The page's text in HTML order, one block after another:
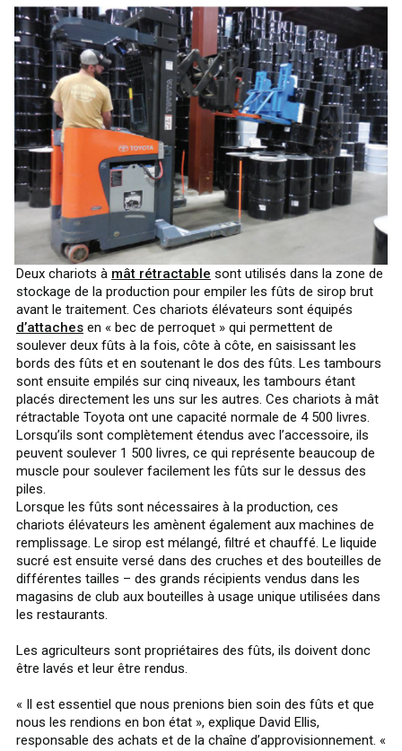
Deux chariots à mât rétractable sont utilisés dans la zone de
stockage de la production pour empiler les fûts de sirop brut
avant le traitement. Ces chariots élévateurs sont équipés
d’attaches en « bec de perroquet » qui permettent de
soulever deux fûts à la fois, côte à côte, en saisissant les
bords des fûts et en soutenant le dos des fûts. Les tambours
sont ensuite empilés sur cinq niveaux, les tambours étant
placés directement les uns sur les autres. Ces chariots à mât
rétractable Toyota ont une capacité normale de 4 500 livres.
Lorsqu’ils sont complètement étendus avec l’accessoire, ils
peuvent soulever 1 500 livres, ce qui représente beaucoup de
muscle pour soulever facilement les fûts sur le dessus des
piles.
Lorsque les fûts sont nécessaires à la production, ces
chariots élévateurs les amènent également aux machines de
remplissage. Le sirop est mélangé, filtré et chauffé. Le liquide
sucré est ensuite versé dans des cruches et des bouteilles de
différentes tailles – des grands récipients vendus dans les
magasins de club aux bouteilles à usage unique utilisées dans
les restaurants.
Les agriculteurs sont propriétaires des fûts, ils doivent donc
être lavés et leur être rendus.
« Il est essentiel que nous prenions bien soin des fûts et que
nous les rendions en bon état », explique David Ellis,
responsable des achats et de la chaîne d’approvisionnement. «